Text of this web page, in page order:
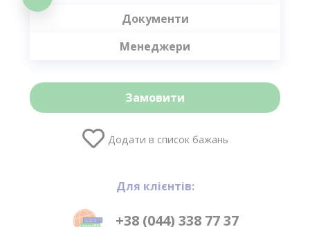
Документи
Менеджери
Замовити
Додати в список бажань
Для клієнтів:
+38 (044) 338 77 37